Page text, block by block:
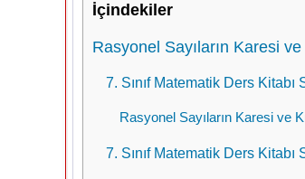
İçindekiler
Rasyonel Sayıların Karesi
7. Sınıf Matematik Ders Kitabı
Rasyonel Sayıların Karesi ve
7. Sınıf Matematik Ders Kitabı